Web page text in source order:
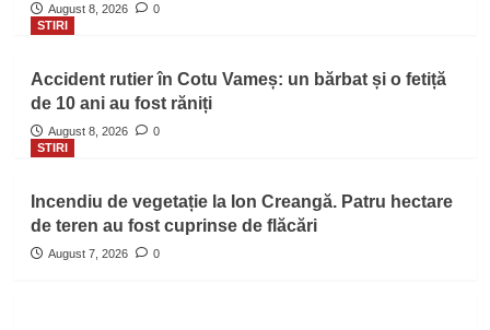
August 8, 2026
0
STIRI
Accident rutier în Cotu Vameș: un bărbat și o fetiță
de 10 ani au fost răniți
August 8, 2026
0
STIRI
Incendiu de vegetație la Ion Creangă. Patru hectare
de teren au fost cuprinse de flăcări
August 7, 2026 0